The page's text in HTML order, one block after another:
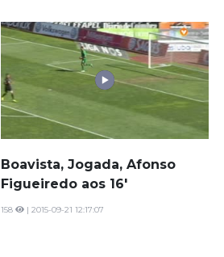
Boavista, Jogada, Afonso
Figueiredo aos 16'
158 | 2015-09-21 12:17:07